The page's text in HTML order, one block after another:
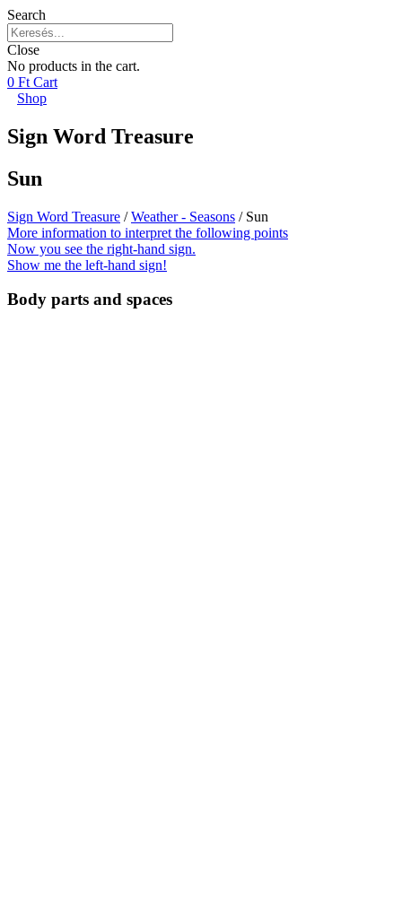
Search
Close
No products in the cart.
0 Ft Cart
Shop
Sign Word Treasure
Sun
Sign Word Treasure /Weather - Seasons / Sun
More information to interpret the following points
Now you see the right-hand sign.
Show me the left-hand sign!
Body parts and spaces